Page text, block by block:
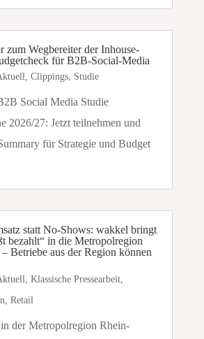
zum Wegbereiter der Inhouse-
für B2B-Social-Media
Clippings, Studie
Social Media Studie
2026/27: Jetzt teilnehmen und
für Strategie und Budget
statt No-Shows: wakkel bringt
bezahlt“ in die Metropolregion
Betriebe aus der Region können
Klassische Pressearbeit,
Retail
der Metropolregion Rhein-